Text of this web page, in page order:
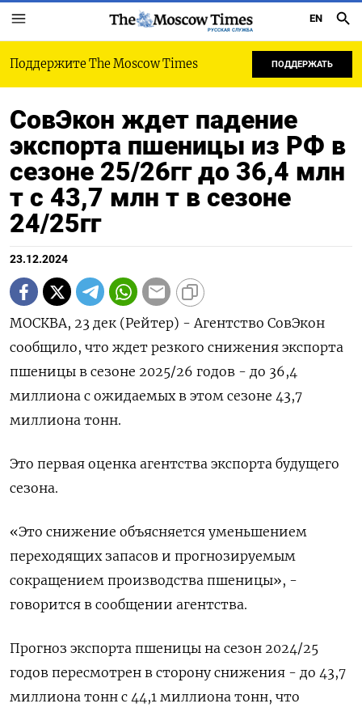
РУССКАЯ СЛУЖБА
EN
Поддержите The Moscow Times ПОДДЕРЖАТЬ
СовЭкон ждет падение
экспорта пшеницы из РФ в
сезоне 25/26гг до 36,4 млн
т с 43,7 млн т в сезоне
24/25гг
23.12.2024
МОСКВА, 23 дек (Рейтер) - Агентство СовЭкон
сообщило, что ждет резкого снижения экспорта
пшеницы в сезоне 2025/26 годов - до 36,4
миллиона с ожидаемых в этом сезоне 43,7
миллиона тонн.
Это первая оценка агентства экспорта будущего
сезона.
«Это снижение объясняется уменьшением
переходящих запасов и прогнозируемым
сокращением производства пшеницы», -
говорится в сообщении агентства.
Прогноз экспорта пшеницы на сезон 2024/25
годов пересмотрен в сторону снижения - до 43,7
миллиона тонн с 44,1 миллиона тонн, что